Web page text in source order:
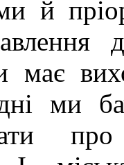
й
має
ми